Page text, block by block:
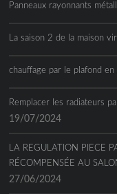
Panneaux rayonnants
La saison 2 de la maison
chauffage par le plafond en
Remplacer les radiateurs
19/07/2024
LA REGULATION PIECE
RÉCOMPENSÉE AU
27/06/2024